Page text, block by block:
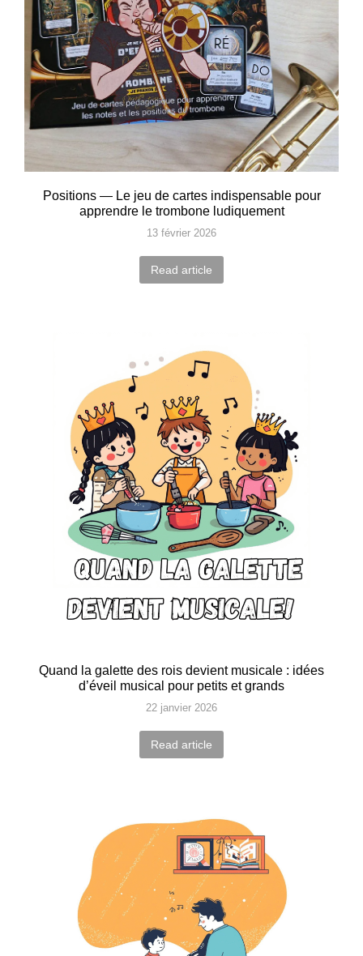
Positions — Le jeu de cartes indispensable pour
apprendre le trombone ludiquement
13 février 2026
Read article
Quand la galette des rois devient musicale : idées
d’éveil musical pour petits et grands
22 janvier 2026
Read article